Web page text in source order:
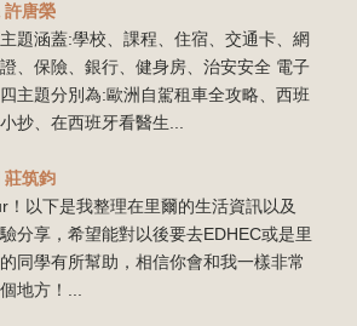
許唐榮
題涵蓋:學校、課程、住宿、交通卡、網
、保險、銀行、健身房、治安安全 電子
主題分別為:歐洲自駕租車全攻略、西班
抄、在西班牙看醫生...
莊筑鈞
！以下是我整理在里爾的生活資訊以及
分享，希望能對以後要去EDHEC或是里
同學有所幫助，相信你會和我一樣非常
地方！...